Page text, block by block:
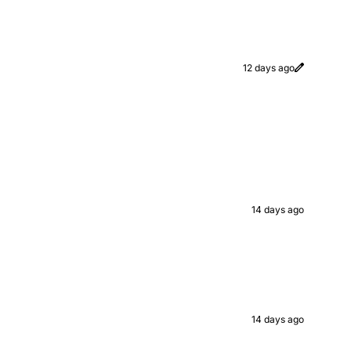
12 days ago
14 days ago
14 days ago